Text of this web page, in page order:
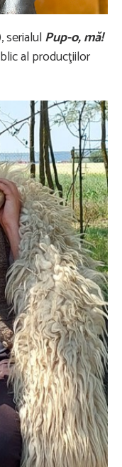
serialulPup-o, mă!
al producţiilor